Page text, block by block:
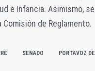
e Infancia. Asimismo,
de Reglamento.
SENADO PORTAVOZ